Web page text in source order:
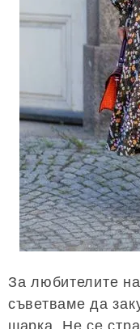
За любителите
съветваме да
шарка. Не се